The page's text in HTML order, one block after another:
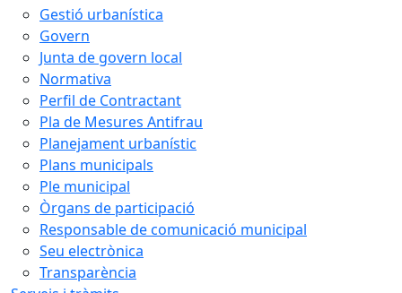
Gestió urbanística
Govern
Junta de govern local
Normativa
Perfil de Contractant
Pla de Mesures Antifrau
Planejament urbanístic
Plans municipals
Ple municipal
Òrgans de participació
Responsable de comunicació municipal
Seu electrònica
Transparència